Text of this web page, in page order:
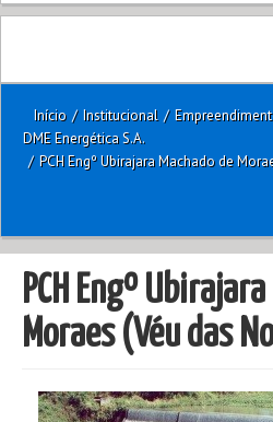
Início / Institucional /
DME Energética S.A.
/ PCH Engº Ubirajara Machado de
PCH Engº
Moraes (Véu das